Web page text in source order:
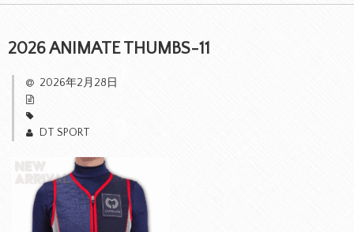
2026 ANIMATE THUMBS-11
2026年2月28日
DT SPORT